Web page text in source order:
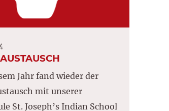
Jahr fand wieder der
mit unserer
St. Joseph’s Indian School